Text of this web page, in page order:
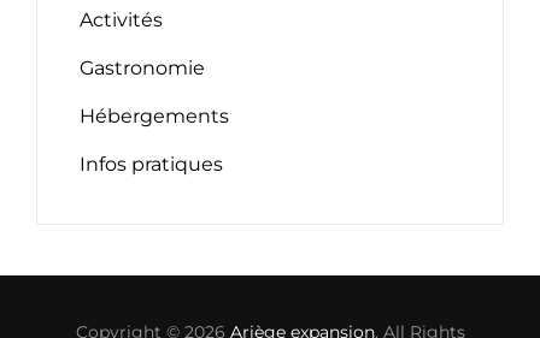
Activités
Gastronomie
Hébergements
Infos pratiques
Copyright © 2026 Ariège expansion. All Rights